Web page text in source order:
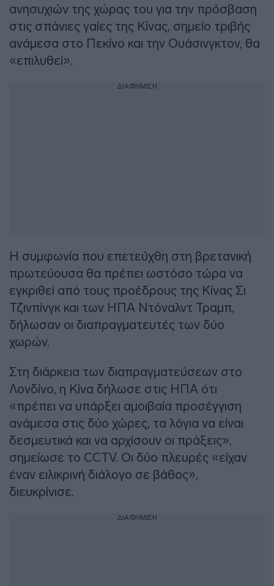
ανησυχιών της χώρας του για την πρόσβαση
στις σπάνιες γαίες της Κίνας, σημείο τριβής
ανάμεσα στο Πεκίνο και την Ουάσινγκτον, θα
«επιλυθεί».
ΔΙΑΦΗΜΙΣΗ
Η συμφωνία που επετεύχθη στη βρετανική
πρωτεύουσα θα πρέπει ωστόσο τώρα να
εγκριθεί από τους προέδρους της Κίνας Σι
Τζινπίνγκ και των ΗΠΑ Ντόναλντ Τραμπ,
δήλωσαν οι διαπραγματευτές των δύο
χωρών.
Στη διάρκεια των διαπραγματεύσεων στο
Λονδίνο, η Κίνα δήλωσε στις ΗΠΑ ότι
«πρέπει να υπάρξει αμοιβαία προσέγγιση
ανάμεσα στις δύο χώρες, τα λόγια να είναι
δεσμευτικά και να αρχίσουν οι πράξεις»,
σημείωσε το CCTV. Οι δύο πλευρές «είχαν
έναν ειλικρινή διάλογο σε βάθος»,
διευκρίνισε.
ΔΙΑΦΗΜΙΣΗ